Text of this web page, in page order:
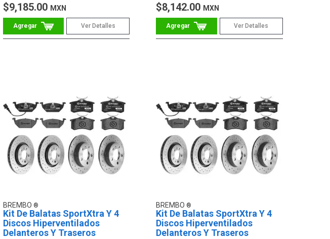
$9,185.00 MXN
Ver Detalles
$8,142.00 MXN
Ver Detalles
BREMBO
Kit De Balatas SportXtra Y 4
Discos Hiperventilados
Delanteros Y Traseros
BREMBO
Kit De Balatas SportXtra Y 4
Discos Hiperventilados
Delanteros Y Traseros